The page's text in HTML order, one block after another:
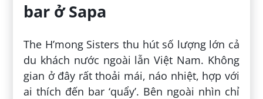
bar ở Sapa
The H’mong Sisters thu hút số lượng lớn cả
du khách nước ngoài lẫn Việt Nam. Không
gian ở đây rất thoải mái, náo nhiệt, hợp với
ai thích đến bar ‘quẩy’. Bên ngoài nhìn chỉ